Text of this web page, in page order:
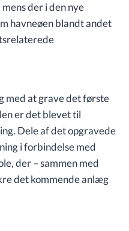
der i den nye
havneøen blandt andet
med at grave det første
er det blevet til
Dele af det opgravede
i forbindelse med
der – sammen med
det kommende anlæg